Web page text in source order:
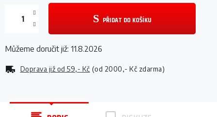
Doprava již od 59,- Kč (od 2000,- Kč zdarma)
PŘIDAT DO KOŠÍKU
Můžeme doručit již: 11.8.2026